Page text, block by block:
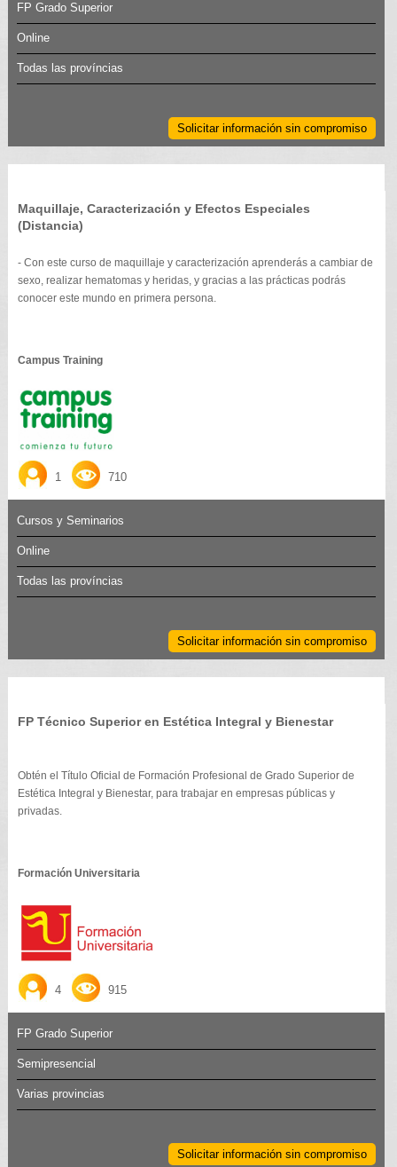
FP Grado Superior
Online
Todas las províncias
Solicitar información sin compromiso
Maquillaje, Caracterización y Efectos Especiales
(Distancia)
- Con este curso de maquillaje y caracterización aprenderás a cambiar de
sexo, realizar hematomas y heridas, y gracias a las prácticas podrás
conocer este mundo en primera persona.
Campus Training
1 710
Cursos y Seminarios
Online
Todas las províncias
Solicitar información sin compromiso
FP Técnico Superior en Estética Integral y Bienestar
Obtén el Título Oficial de Formación Profesional de Grado Superior de
Estética Integral y Bienestar, para trabajar en empresas públicas y
privadas.
Formación Universitaria
4 915
FP Grado Superior
Semipresencial
Varias provincias
Solicitar información sin compromiso